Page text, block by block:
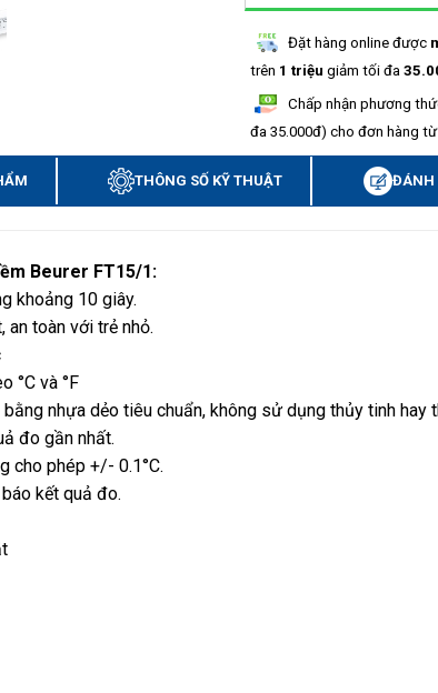
Đặt hàng online được
trên 1 triệugiảm tối đa
Chấp nhận phương
đa 35.000đ) cho đơn hàng
THÔNG SỐ KỸ THUẬT ĐÁNH
Beurer FT15/1:
khoảng 10 giây.
an toàn với trẻ nhỏ.
°C và °F
nhựa dẻo tiêu chuẩn, không sử dụng thủy tinh hay
đo gần nhất.
cho phép +/- 0.1°C.
kết quả đo.